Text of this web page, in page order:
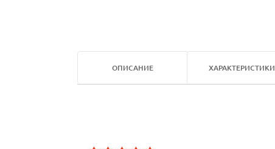
ОПИСАНИЕ ХАРАКТЕРИСТИКИ